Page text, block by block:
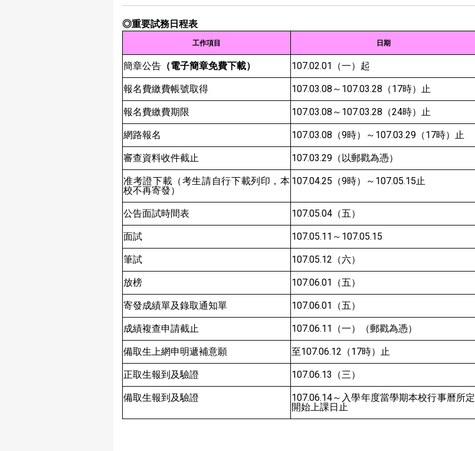
◎重要試務日程表
工作項目 日期
簡章公告 （電子簡章免費下載） 107.02.01 （一）起
報名費繳費帳號取得 107.03.08 ～107.03.28（17時）止
報名費繳費期限 107.03.08 ～107.03.28（24時）止
網路報名 107.03.08 （9時）～107.03.29（17時）止
審查資料收件截止 107.03.29 （以郵戳為憑）
准考證下載（考生請自行下載列印，本
校不再寄發）
107.04.25 （9時）～107.05.15止
公告面試時間表 107.05.04 （五）
面試 107.05.11 ～107.05.15
筆試 107.05.12 （六）
放榜 107.06.01 （五）
寄發成績單及錄取通知單 107.06.01 （五）
成績複查申請截止 107.06.11 （一）（郵戳為憑）
備取生上網申明遞補意願 至107.06.12（17時）止
正取生報到及驗證 107.06.13 （三）
備取生報到及驗證 107.06.14～入學年度當學期本校行事曆所定
開始上課日止